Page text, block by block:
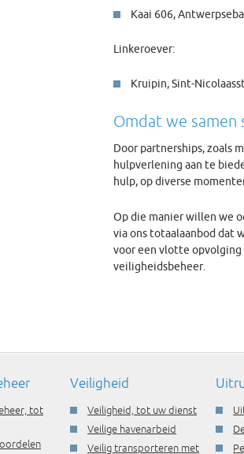
Kaai 606,
Linkeroever:
Kruipin, Sint-
Omdat we samen
Door partnerships, zoals
hulpverlening aan te
hulp, op diverse
Op die manier willen we
via ons totaalaanbod dat
voor een vlotte
veiligheidsbeheer.
tot
Veiligheid
Veiligheid, tot uw dienst
Veilige havenarbeid
Veilig transporteren met